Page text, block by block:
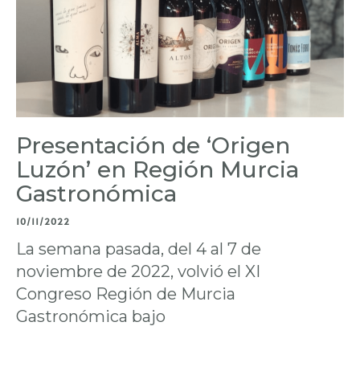
Presentación de ‘Origen
Luzón’ en Región Murcia
Gastronómica
10/11/2022
La semana pasada, del 4 al 7 de
noviembre de 2022, volvió el XI
Congreso Región de Murcia
Gastronómica bajo